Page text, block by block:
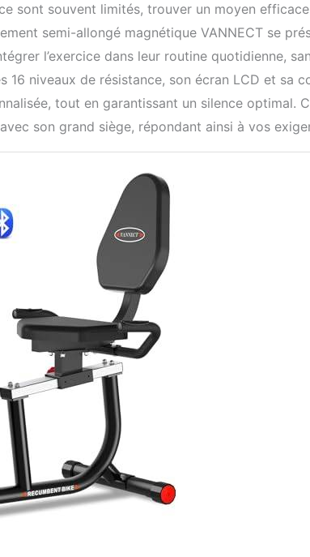
sont souvent limités, trouver un moyen
semi-allongé magnétique VANNECT se
l’exercice dans leur routine quotidienne,
16 niveaux de résistance, son écran LCD et sa
tout en garantissant un silence optimal.
son grand siège, répondant ainsi à vos